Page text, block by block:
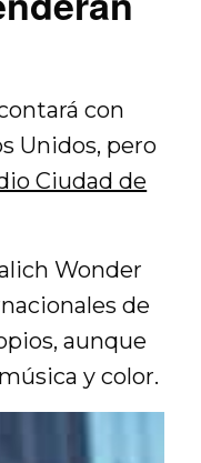
con
Unidos, pero
Ciudad de
Wonder
de
aunque
y color.